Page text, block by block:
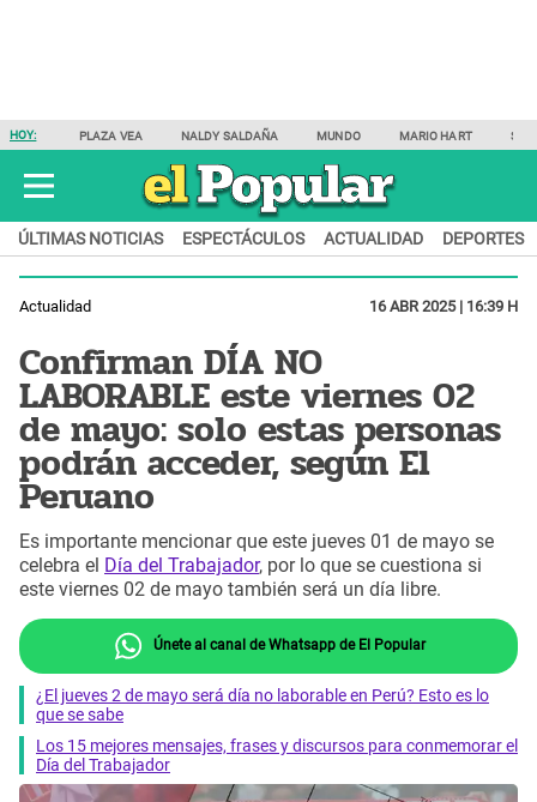
HOY: PLAZA VEA NALDY SALDAÑA MUNDO MARIO HART
ÚLTIMAS NOTICIAS ESPECTÁCULOS ACTUALIDAD DEPORTES
Actualidad 16 ABR 2025 | 16:39 H
Confirman DÍA NO
LABORABLE este viernes 02
de mayo: solo estas personas
podrán acceder, según El
Peruano
Es importante mencionar que este jueves 01 de mayo se
celebra el Día del Trabajador, por lo que se cuestiona si
este viernes 02 de mayo también será un día libre.
Únete al canal de Whatsapp de El Popular
¿El jueves 2 de mayo será día no laborable en Perú? Esto es lo
que se sabe
Los 15 mejores mensajes, frases y discursos para conmemorar el
Día del Trabajador